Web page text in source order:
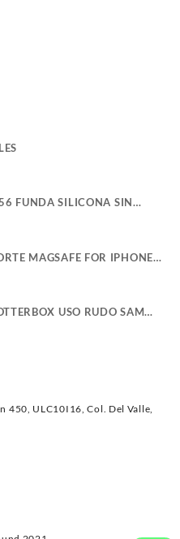
FUNDA SILICONA SIN
SAMSUNG
MAGSAFE FOR IPHONE
USO RUDO SAM
ULTRA
450, ULC10I16, Col. Del Valle,